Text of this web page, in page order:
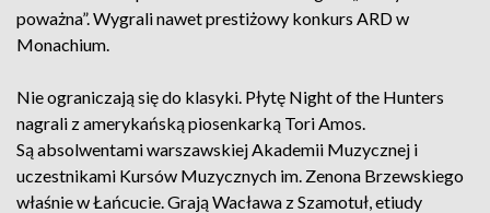
poważna”. Wygrali nawet prestiżowy konkurs ARD w
Monachium.
Nie ograniczają się do klasyki. Płytę Night of the Hunters
nagrali z amerykańską piosenkarką Tori Amos.
Są absolwentami warszawskiej Akademii Muzycznej i
uczestnikami Kursów Muzycznych im. Zenona Brzewskiego
właśnie w Łańcucie. Grają Wacława z Szamotuł, etiudy